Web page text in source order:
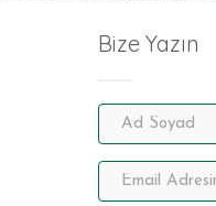
Bize Yazın